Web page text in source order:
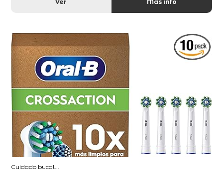
Ver Más info
Cuidado bucal...